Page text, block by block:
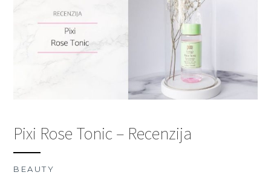
Pixi Rose Tonic – Recenzija
BEAUTY